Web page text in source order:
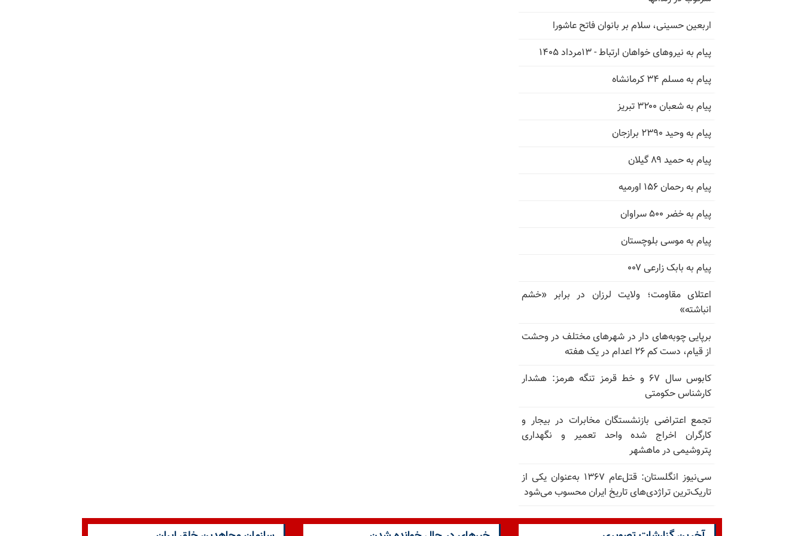
اربعین حسینی، سلام بر بانوان فاتح عاشورا
پیام به نیروهای خواهان ارتباط - ۱۳مرداد ۱۴۰۵
پیام به مسلم ۳۴ کرمانشاه
پیام به شعبان ۳۲۰۰ تبریز
پیام به وحید ۲۳۹۰ برازجان
پیام به حمید ۸۹ گیلان
پیام به رحمان ۱۵۶ اورمیه
پیام به خضر ۵۰۰ سراوان
پیام به موسی بلوچستان
پیام به بابک زارعی ۰۰۷
اعتلای مقاومت؛ ولایت لرزان در برابر «خشم
انباشته»
برپایی چوبه‌های دار در شهرهای مختلف در وحشت
از قیام، دست کم ۲۶ اعدام در یک هفته
کابوس سال ۶۷ و خط قرمز تنگه هرمز: هشدار
کارشناس حکومتی
تجمع اعتراضی بازنشستگان مخابرات در بیجار و
کارگران اخراج شده واحد تعمیر و نگهداری
پتروشیمی در ماهشهر
سی‌نیوز انگلستان: قتل‌عام ۱۳۶۷ به‌عنوان یکی از
تاریک‌ترین تراژدی‌های تاریخ ایران محسوب می‌شود